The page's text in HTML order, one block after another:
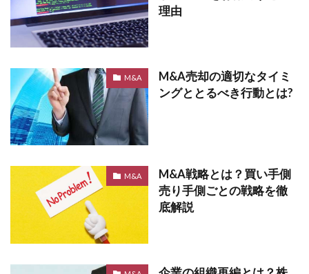
理由
M&A
M&A売却の適切なタイミ
ングととるべき行動とは?
M&A
M&A戦略とは？買い手側
売り手側ごとの戦略を徹
底解説